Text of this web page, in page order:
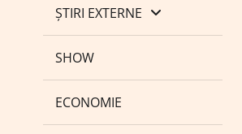
ȘTIRI EXTERNE
SHOW
ECONOMIE